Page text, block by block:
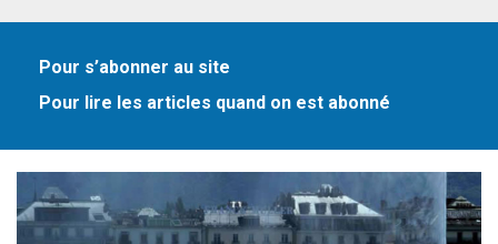
Pour s’abonner au site
Pour lire les articles quand on est abonné